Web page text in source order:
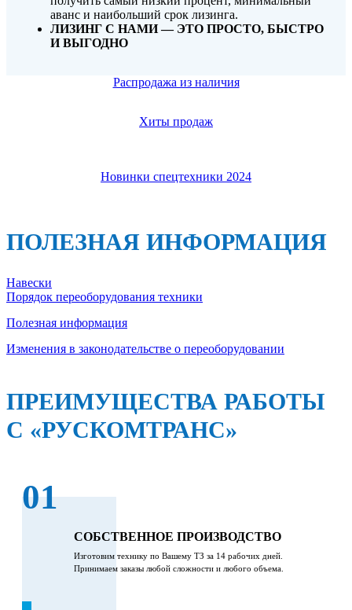
аванс и наибольший срок лизинга.
ЛИЗИНГ С НАМИ — ЭТО ПРОСТО, БЫСТРО
И ВЫГОДНО
Распродажа из наличия
Хиты продаж
Новинки спецтехники 2024
ПОЛЕЗНАЯ ИНФОРМАЦИЯ
Навески
Порядок переоборудования техники
Полезная информация
Изменения в законодательстве о переоборудовании
ПРЕИМУЩЕСТВА РАБОТЫ
С «РУСКОМТРАНС»
01
СОБСТВЕННОЕ ПРОИЗВОДСТВО
Изготовим технику по Вашему ТЗ за 14 рабочих дней.
Принимаем заказы любой сложности и любого объема.